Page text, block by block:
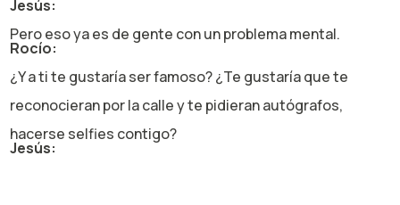
Jesús:
Pero eso ya es de gente con un problema mental.
Rocío:
¿Y a ti te gustaría ser famoso? ¿Te gustaría que te
reconocieran por la calle y te pidieran autógrafos,
hacerse selfies contigo?
Jesús: